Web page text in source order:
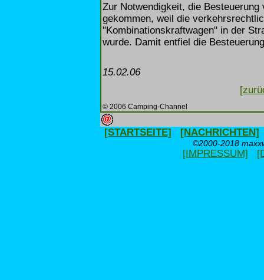
Zur Notwendigkeit, die
gekommen, weil die
"Kombinationskraftwagen" in der
wurde. Damit entfiel die
15.02.06
© 2006 Camping-Channel
[STARTSEITE] [NACHRICHTEN]
©2000-2018
[IMPRESSUM]